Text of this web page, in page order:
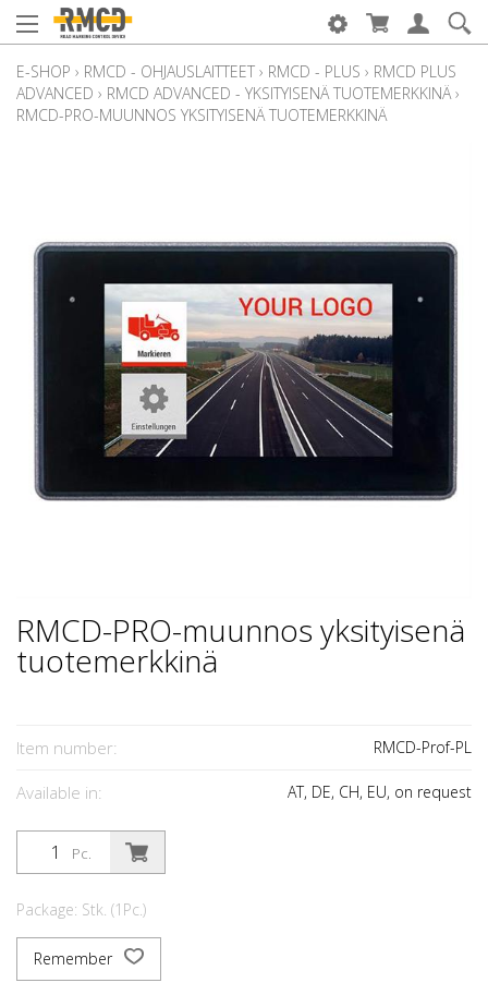
E-SHOP › RMCD - OHJAUSLAITTEET › RMCD - PLUS › RMCD PLUS
ADVANCED › RMCD ADVANCED - YKSITYISENÄ TUOTEMERKKINÄ ›
RMCD-PRO-MUUNNOS YKSITYISENÄ TUOTEMERKKINÄ
RMCD-PRO-muunnos yksityisenä
tuotemerkkinä
Item number: RMCD-Prof-PL
Available in: AT, DE, CH, EU, on request
Pc.
Package: Stk. (1Pc.)
Remember